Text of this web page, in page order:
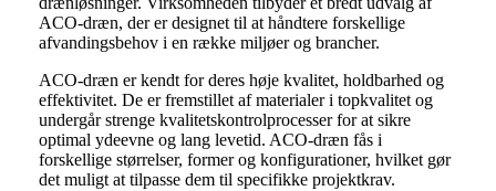
ACO-dræn, der er designet til at håndtere forskellige
afvandingsbehov i en række miljøer og brancher.
ACO-dræn er kendt for deres høje kvalitet, holdbarhed og
effektivitet. De er fremstillet af materialer i topkvalitet og
undergår strenge kvalitetskontrolprocesser for at sikre
optimal ydeevne og lang levetid. ACO-dræn fås i
forskellige størrelser, former og konfigurationer, hvilket gør
det muligt at tilpasse dem til specifikke projektkrav.